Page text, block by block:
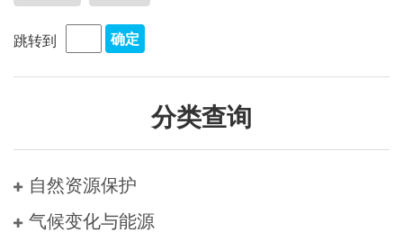
跳转到
分类查询
自然资源保护
气候变化与能源